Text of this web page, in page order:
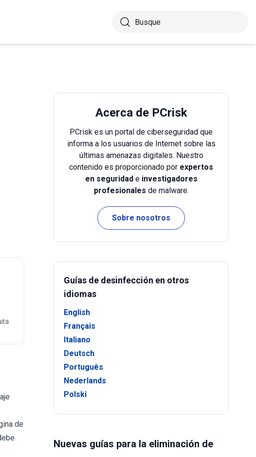
de
Acerca de PCrisk
PCrisk es un portal de ciberseguridad que
informa a los usuarios de Internet sobre las
últimas amenazas digitales. Nuestro
contenido es proporcionado por expertos
en seguridade investigadores
profesionales de malware.
Sobre nosotros
Guías de desinfección en otros
idiomas
English
Français
Italiano
Deutsch
Português
Nederlands
Polski
Nuevas guías para la eliminación de